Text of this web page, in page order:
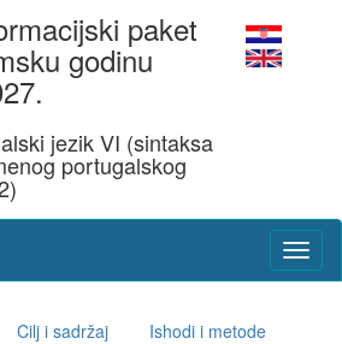
paket
godinu
jezik VI (sintaksa
portugalskog
Cilj i sadržaj Ishodi i metode